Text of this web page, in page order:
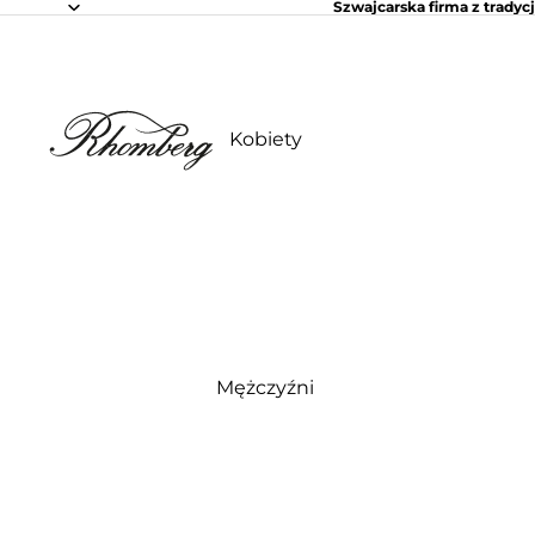
Szwajcarska firma z
Kobiety
Mężczyźni